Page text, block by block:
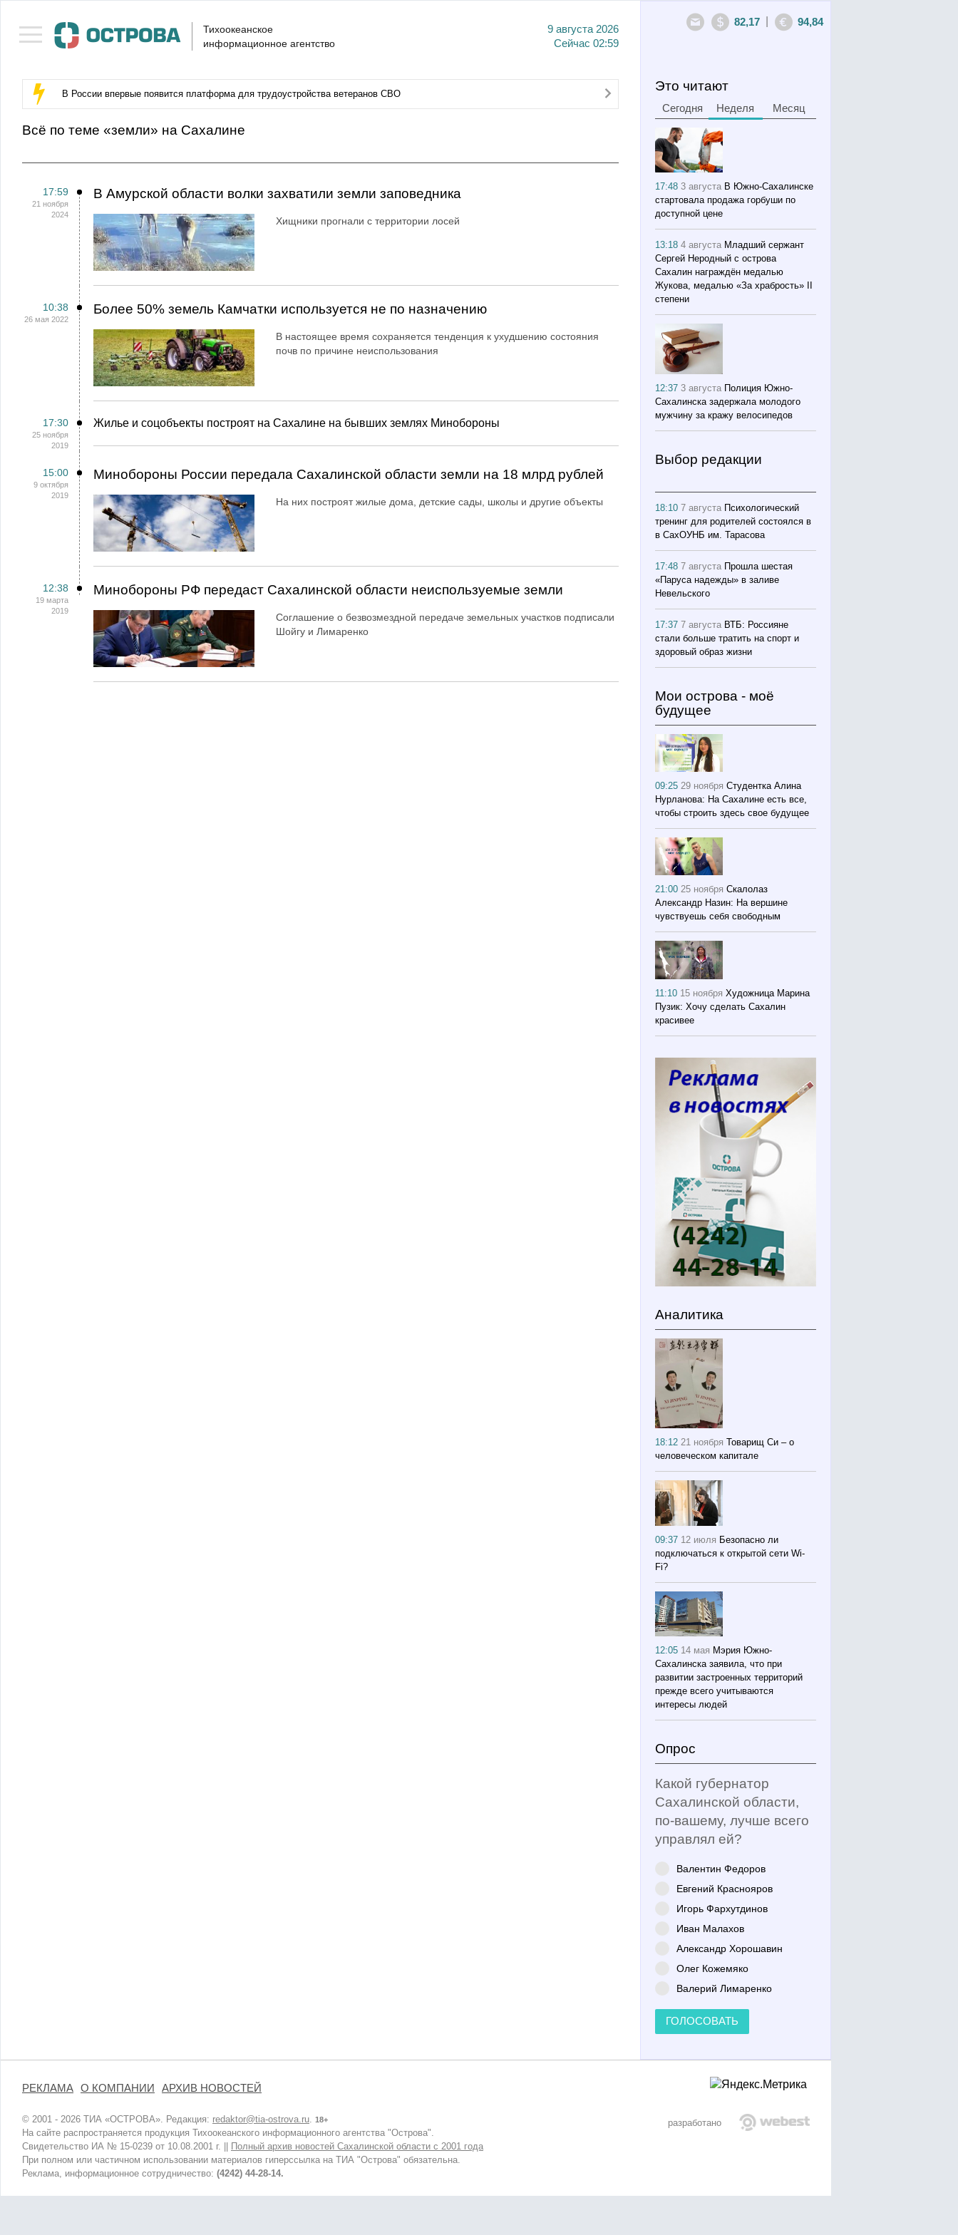
Тихоокеанское
информационное агентство
9 августа 2026
Сейчас 02:59
82,17 94,84
В России впервые появится платформа для трудоустройства ветеранов СВО
Всё по теме «земли» на Сахалине
17:59
21 ноября
2024
В Амурской области волки захватили земли заповедника
Хищники прогнали с территории лосей
10:38
26 мая 2022
Более 50% земель Камчатки используется не по назначению
В настоящее время сохраняется тенденция к ухудшению состояния
почв по причине неиспользования
17:30
25 ноября
2019
Жилье и соцобъекты построят на Сахалине на бывших землях Минобороны
15:00
9 октября
2019
Минобороны России передала Сахалинской области земли на 18 млрд рублей
На них построят жилые дома, детские сады, школы и другие объекты
12:38
19 марта
2019
Минобороны РФ передаст Сахалинской области неиспользуемые земли
Соглашение о безвозмездной передаче земельных участков подписали
Шойгу и Лимаренко
Это читают
Сегодня Неделя Месяц
17:483 августа В Южно-Сахалинске
стартовала продажа горбуши по
доступной цене
13:184 августа Младший сержант
Сергей Неродный с острова
Сахалин награждён медалью
Жукова, медалью «За храбрость» II
степени
12:373 августа Полиция Южно-
Сахалинска задержала молодого
мужчину за кражу велосипедов
Выбор редакции
18:107 августа Психологический
тренинг для родителей состоялся в
в СахОУНБ им. Тарасова
17:487 августа Прошла шестая
«Паруса надежды» в заливе
Невельского
17:377 августа ВТБ: Россияне
стали больше тратить на спорт и
здоровый образ жизни
Мои острова - моё
будущее
09:2529 ноября Студентка Алина
Нурланова: На Сахалине есть все,
чтобы строить здесь свое будущее
21:0025 ноября Скалолаз
Александр Назин: На вершине
чувствуешь себя свободным
11:10 15 ноября Художница Марина
Пузик: Хочу сделать Сахалин
красивее
Аналитика
18:1221 ноября Товарищ Си – о
человеческом капитале
09:37 12 июля Безопасно ли
подключаться к открытой сети Wi-
Fi?
12:05 14 мая Мэрия Южно-
Сахалинска заявила, что при
развитии застроенных территорий
прежде всего учитываются
интересы людей
Опрос
Какой губернатор
Сахалинской области,
по-вашему, лучше всего
управлял ей?
Валентин Федоров
Евгений Краснояров
Игорь Фархутдинов
Иван Малахов
Александр Хорошавин
Олег Кожемяко
Валерий Лимаренко
ГОЛОСОВАТЬ
РЕКЛАМА О КОМПАНИИ АРХИВ НОВОСТЕЙ
© 2001 - 2026 ТИА «ОСТРОВА». Редакция: redaktor@tia-ostrova.ru 18+
На сайте распространяется продукция Тихоокеанского информационного агентства "Острова".
Свидетельство ИА № 15-0239 от 10.08.2001 г. ||
Полный архив новостей Сахалинской области с 2001 года
При полном или частичном использовании материалов гиперссылка на ТИА "Острова" обязательна.
Реклама, информационное сотрудничество: (4242) 44-28-14.
разработано